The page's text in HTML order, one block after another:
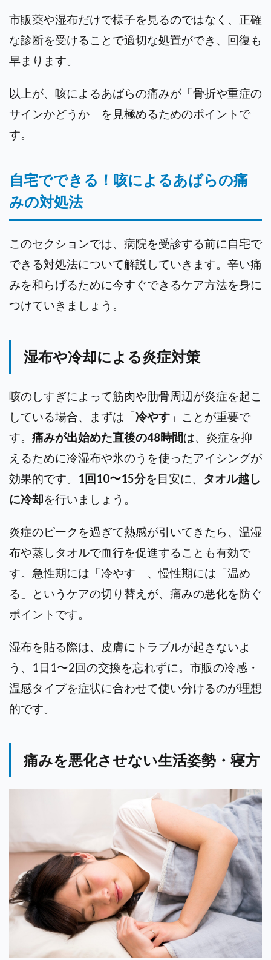
市販薬や湿布だけで様子を見るのではなく、正確
な診断を受けることで適切な処置ができ、回復も
早まります。
以上が、咳によるあばらの痛みが「骨折や重症の
サインかどうか」を見極めるためのポイントで
す。
自宅でできる！咳によるあばらの痛
みの対処法
このセクションでは、病院を受診する前に自宅で
できる対処法について解説していきます。辛い痛
みを和らげるために今すぐできるケア方法を身に
つけていきましょう。
湿布や冷却による炎症対策
咳のしすぎによって筋肉や肋骨周辺が炎症を起こ
している場合、まずは「冷やす 」ことが重要で
す。 痛みが出始めた直後の48時間は、炎症を抑
えるために冷湿布や氷のうを使ったアイシングが
効果的です。 1回10〜15分を目安に、 タオル越し
に冷却を行いましょう。
炎症のピークを過ぎて熱感が引いてきたら、温湿
布や蒸しタオルで血行を促進することも有効で
す。急性期には「冷やす」、慢性期には「温め
る」というケアの切り替えが、痛みの悪化を防ぐ
ポイントです。
湿布を貼る際は、皮膚にトラブルが起きないよ
う、1日1〜2回の交換を忘れずに。市販の冷感・
温感タイプを症状に合わせて使い分けるのが理想
的です。
痛みを悪化させない生活姿勢・寝方